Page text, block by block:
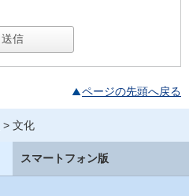
ページの先頭へ戻る
> 文化
スマートフォン版